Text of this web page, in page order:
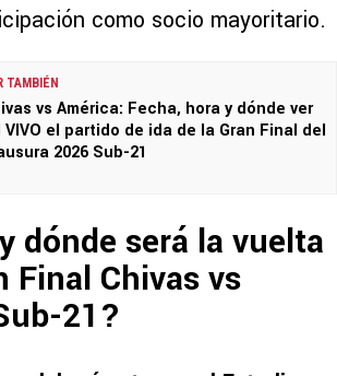
como socio mayoritario.
TAMBIÉN
vs América: Fecha, hora y dónde ver
VIVO el partido de ida de la Gran Final del
2026 Sub-21
dónde será la vuelta
Final Chivas vs
21?